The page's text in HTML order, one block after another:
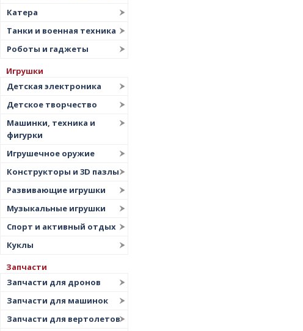
Катера
Танки и военная техника
Роботы и гаджеты
Игрушки
Детская электроника
Детское творчество
Машинки, техника и
фигурки
Игрушечное оружие
Конструкторы и 3D пазлы
Развивающие игрушки
Музыкальные игрушки
Спорт и активный отдых
Куклы
Запчасти
Запчасти для дронов
Запчасти для машинок
Запчасти для вертолетов